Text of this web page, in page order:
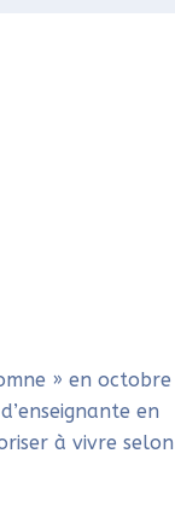
» en octobre
en
à vivre selon